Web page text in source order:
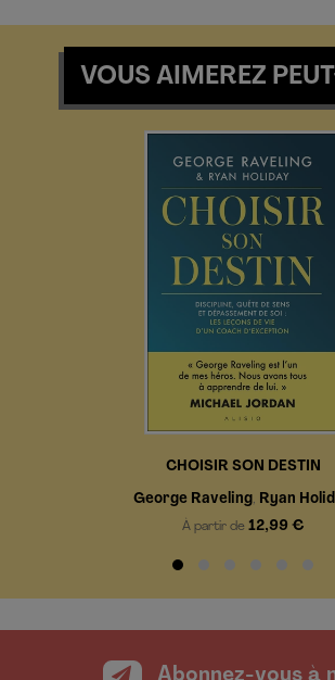
VOUS AIMEREZ
CHOISIR SON DESTIN
George Raveling, Ryan
À partir de 12,99 €
Abonnez-vous à